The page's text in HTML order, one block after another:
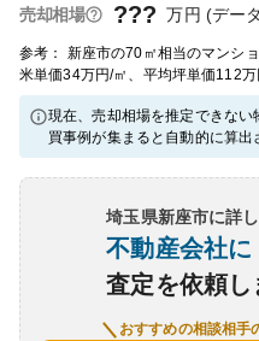
売却相場 ??? 万円 (デー
参考： 新座市の70㎡相当のマンシ
米単価34万円/㎡、平均坪単価112万
現在、売却相場を推定できな
買事例が集まると自動的に算出
埼玉県新座市に詳
不動産会社に
査定を依頼し
おすすめの相談相手